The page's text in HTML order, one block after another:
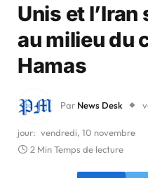
Unis et
au milieu du
Hamas
Par News Desk
jour: vendredi, 10 novembre
2 Min Temps de lecture